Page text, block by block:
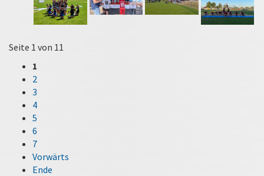
Seite 1 von 11
1
2
3
4
5
6
7
Vorwärts
Ende